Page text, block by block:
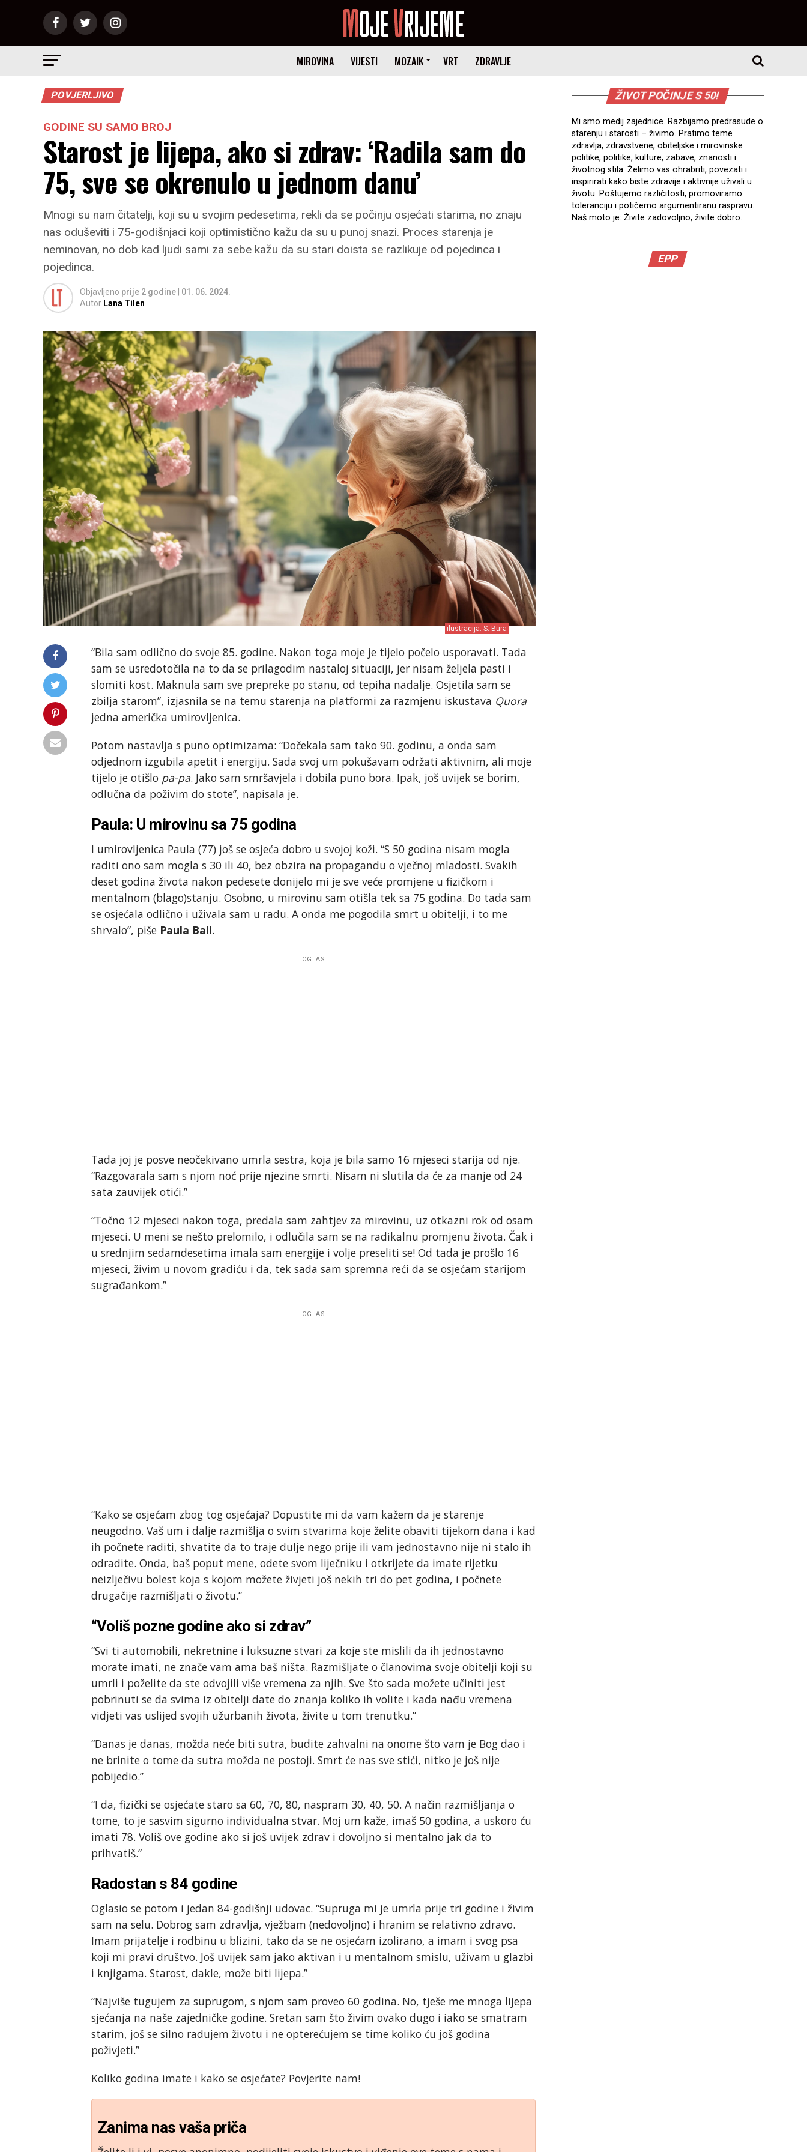
MIROVINA VIJESTI MOZAIK VRT ZDRAVLJE
POVJERLJIVO
GODINE SU SAMO BROJ
Starost je lijepa, ako si zdrav: ‘Radila sam do
75, sve se okrenulo u jednom danu’
Mnogi su nam čitatelji, koji su u svojim pedesetima, rekli da se počinju osjećati starima, no znaju
nas oduševiti i 75-godišnjaci koji optimistično kažu da su u punoj snazi. Proces starenja je
neminovan, no dob kad ljudi sami za sebe kažu da su stari doista se razlikuje od pojedinca i
pojedinca.
Objavljeno prije 2 godine
01. 06. 2024.
Autor Lana Tilen
ilustracija: S. Bura
“Bila sam odlično do svoje 85. godine. Nakon toga moje je tijelo počelo usporavati. Tada
sam se usredotočila na to da se prilagodim nastaloj situaciji, jer nisam željela pasti i
slomiti kost. Maknula sam sve prepreke po stanu, od tepiha nadalje. Osjetila sam se
zbilja starom”, izjasnila se na temu starenja na platformi za razmjenu iskustava Quora
jedna američka umirovljenica.
Potom nastavlja s puno optimizama: “Dočekala sam tako 90. godinu, a onda sam
odjednom izgubila apetit i energiju. Sada svoj um pokušavam održati aktivnim, ali moje
tijelo je otišlo pa-pa. Jako sam smršavjela i dobila puno bora. Ipak, još uvijek se borim,
odlučna da poživim do stote”, napisala je.
Paula: U mirovinu sa 75 godina
I umirovljenica Paula (77) još se osjeća dobro u svojoj koži. “S 50 godina nisam mogla
raditi ono sam mogla s 30 ili 40, bez obzira na propagandu o vječnoj mladosti. Svakih
deset godina života nakon pedesete donijelo mi je sve veće promjene u fizičkom i
mentalnom (blago)stanju. Osobno, u mirovinu sam otišla tek sa 75 godina. Do tada sam
se osjećala odlično i uživala sam u radu. A onda me pogodila smrt u obitelji, i to me
shrvalo”, piše Paula Ball.
OGLAS
Tada joj je posve neočekivano umrla sestra, koja je bila samo 16 mjeseci starija od nje.
“Razgovarala sam s njom noć prije njezine smrti. Nisam ni slutila da će za manje od 24
sata zauvijek otići.”
“Točno 12 mjeseci nakon toga, predala sam zahtjev za mirovinu, uz otkazni rok od osam
mjeseci. U meni se nešto prelomilo, i odlučila sam se na radikalnu promjenu života. Čak i
u srednjim sedamdesetima imala sam energije i volje preseliti se! Od tada je prošlo 16
mjeseci, živim u novom gradiću i da, tek sada sam spremna reći da se osjećam starijom
sugrađankom.”
OGLAS
“Kako se osjećam zbog tog osjećaja? Dopustite mi da vam kažem da je starenje
neugodno. Vaš um i dalje razmišlja o svim stvarima koje želite obaviti tijekom dana i kad
ih počnete raditi, shvatite da to traje dulje nego prije ili vam jednostavno nije ni stalo ih
odradite. Onda, baš poput mene, odete svom liječniku i otkrijete da imate rijetku
neizlječivu bolest koja s kojom možete živjeti još nekih tri do pet godina, i počnete
drugačije razmišljati o životu.”
“Voliš pozne godine ako si zdrav”
“Svi ti automobili, nekretnine i luksuzne stvari za koje ste mislili da ih jednostavno
morate imati, ne znače vam ama baš ništa. Razmišljate o članovima svoje obitelji koji su
umrli i poželite da ste odvojili više vremena za njih. Sve što sada možete učiniti jest
pobrinuti se da svima iz obitelji date do znanja koliko ih volite i kada nađu vremena
vidjeti vas uslijed svojih užurbanih života, živite u tom trenutku.”
“Danas je danas, možda neće biti sutra, budite zahvalni na onome što vam je Bog dao i
ne brinite o tome da sutra možda ne postoji. Smrt će nas sve stići, nitko je još nije
pobijedio.”
“I da, fizički se osjećate staro sa 60, 70, 80, naspram 30, 40, 50. A način razmišljanja o
tome, to je sasvim sigurno individualna stvar. Moj um kaže, imaš 50 godina, a uskoro ću
imati 78. Voliš ove godine ako si još uvijek zdrav i dovoljno si mentalno jak da to
prihvatiš.”
Radostan s 84 godine
Oglasio se potom i jedan 84-godišnji udovac. “Supruga mi je umrla prije tri godine i živim
sam na selu. Dobrog sam zdravlja, vježbam (nedovoljno) i hranim se relativno zdravo.
Imam prijatelje i rodbinu u blizini, tako da se ne osjećam izolirano, a imam i svog psa
koji mi pravi društvo. Još uvijek sam jako aktivan i u mentalnom smislu, uživam u glazbi
i knjigama. Starost, dakle, može biti lijepa.”
“Najviše tugujem za suprugom, s njom sam proveo 60 godina. No, tješe me mnoga lijepa
sjećanja na naše zajedničke godine. Sretan sam što živim ovako dugo i iako se smatram
starim, još se silno radujem životu i ne opterećujem se time koliko ću još godina
poživjeti.”
Koliko godina imate i kako se osjećate? Povjerite nam!
Zanima nas vaša priča
ŽIVOT POČINJE S 50!
Mi smo medij zajednice. Razbijamo predrasude o
starenju i starosti – živimo. Pratimo teme
zdravlja, zdravstvene, obiteljske i mirovinske
politike, politike, kulture, zabave, znanosti i
životnog stila. Želimo vas ohrabriti, povezati i
inspirirati kako biste zdravije i aktivnije uživali u
životu. Poštujemo različitosti, promoviramo
toleranciju i potičemo argumentiranu raspravu.
Naš moto je: Živite zadovoljno, živite dobro.
EPP